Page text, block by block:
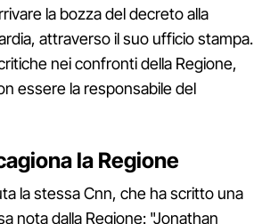
la bozza del decreto alla
attraverso il suo ufficio stampa.
nei confronti della Regione,
essere la responsabile del
la Regione
la stessa Cnn, che ha scritto una
nota dalla Regione: "Jonathan